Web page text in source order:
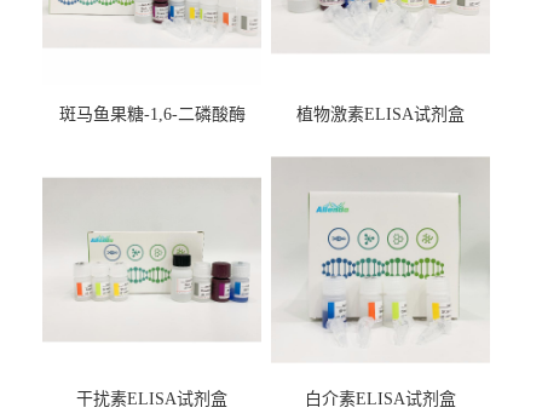
斑马鱼果糖-1,6-二磷酸酶
盒
植物激素ELISA试剂盒
干扰素ELISA试剂盒 白介素ELISA试剂盒